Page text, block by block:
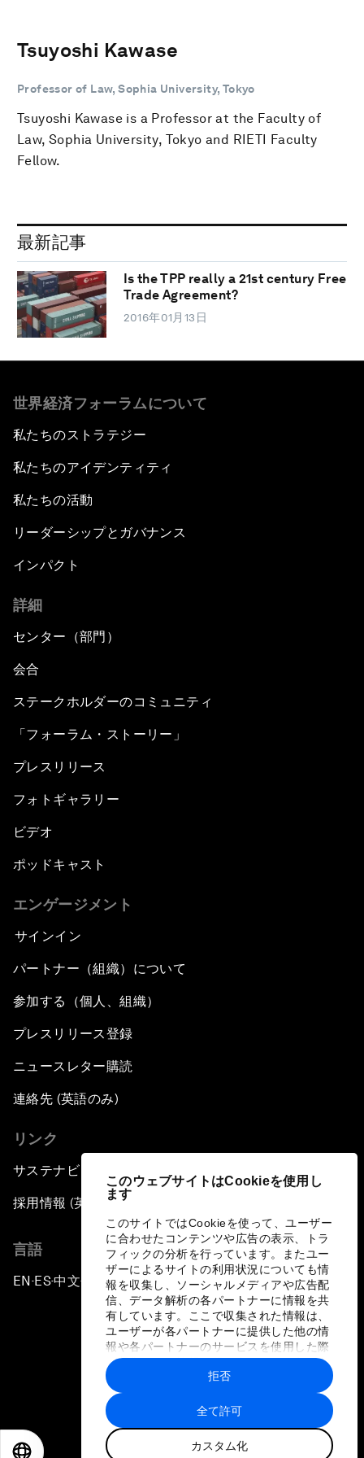
このウェブサイトはCookieを使用し
ます
このサイトではCookieを使って、ユーザー
に合わせたコンテンツや広告の表示、トラ
フィックの分析を行っています。またユー
ザーによるサイトの利用状況についても情
報を収集し、ソーシャルメディアや広告配
信、データ解析の各パートナーに情報を共
有しています。ここで収集された情報は、
ユーザーが各パートナーに提供した他の情
報や各パートナーのサービスを使用した際
に収集された情報と組み合わされ、各パー
トナーによって使用されることがありま
す。
全て許可
カスタム化
拒否
Tsuyoshi Kawase
Professor of Law, Sophia University, Tokyo
Tsuyoshi Kawase is a Professor at the Faculty of
Law, Sophia University, Tokyo and RIETI Faculty
Fellow.
最新記事
Is the TPP really a 21st century Free
Trade Agreement?
2016年01月13日
世界経済フォーラムについて
私たちのストラテジー
私たちのアイデンティティ
私たちの活動
リーダーシップとガバナンス
インパクト
詳細
センター（部門）
会合
ステークホルダーのコミュニティ
「フォーラム・ストーリー」
プレスリリース
フォトギャラリー
ビデオ
ポッドキャスト
エンゲージメント
サインイン
パートナー（組織）について
参加する（個人、組織）
プレスリリース登録
ニュースレター購読
連絡先 (英語のみ)
リンク
サステナビリティへの取り組み
採用情報 (英語のみ)
言語
EN ▪ES▪中文▪ 日本語
プライバシーポリシーと利用規約
サイトマップ
©
世界経済フォーラム